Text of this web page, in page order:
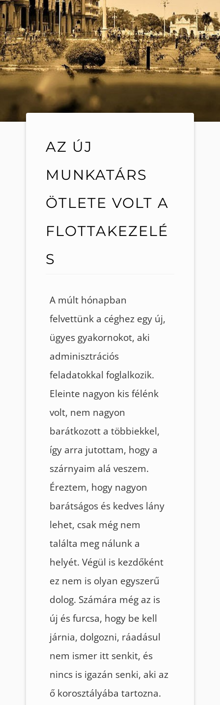
AZ ÚJ
MUNKATÁRS
ÖTLETE VOLT A
FLOTTAKEZELÉ
S
A múlt hónapban
felvettünk a céghez egy új,
ügyes gyakornokot, aki
adminisztrációs
feladatokkal foglalkozik.
Eleinte nagyon kis félénk
volt, nem nagyon
barátkozott a többiekkel,
így arra jutottam, hogy a
szárnyaim alá veszem.
Éreztem, hogy nagyon
barátságos és kedves lány
lehet, csak még nem
találta meg nálunk a
helyét. Végül is kezdőként
ez nem is olyan egyszerű
dolog. Számára még az is
új és furcsa, hogy be kell
járnia, dolgozni, ráadásul
nem ismer itt senkit, és
nincs is igazán senki, aki az
ő korosztályába tartozna.